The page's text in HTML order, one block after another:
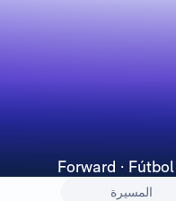
Forward ·
المسيرة